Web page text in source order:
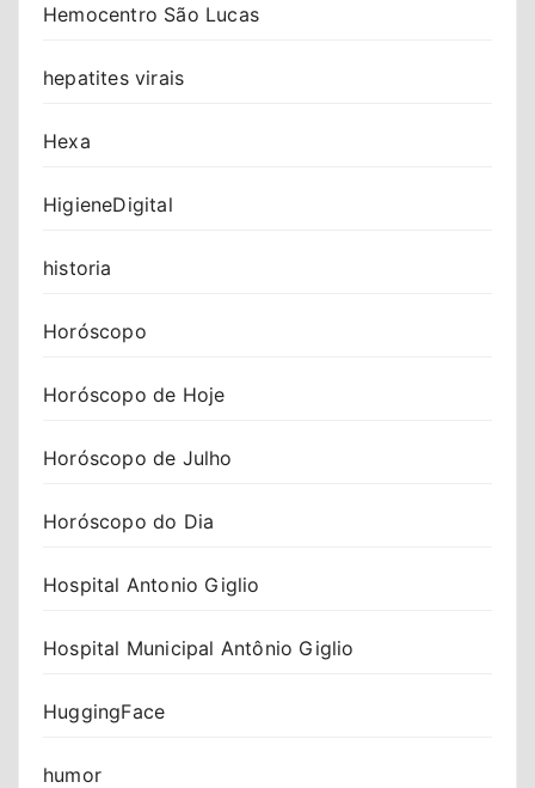
Hemocentro São Lucas
hepatites virais
Hexa
HigieneDigital
historia
Horóscopo
Horóscopo de Hoje
Horóscopo de Julho
Horóscopo do Dia
Hospital Antonio Giglio
Hospital Municipal Antônio Giglio
HuggingFace
humor